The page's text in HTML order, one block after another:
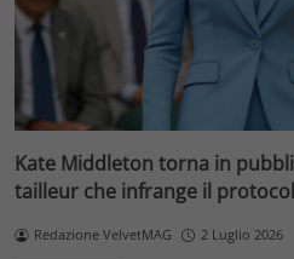
Kate Middleton torna in
tailleur che infrange il
Redazione VelvetMAG 2 Luglio 2026